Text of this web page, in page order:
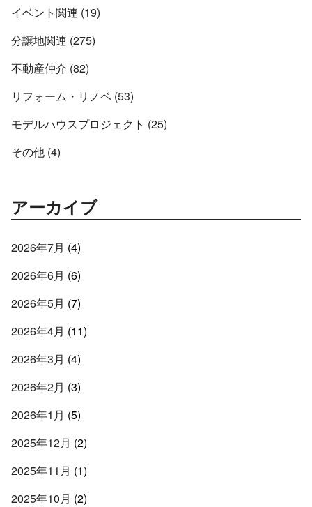
イベント関連 (19)
分譲地関連 (275)
不動産仲介 (82)
リフォーム・リノベ (53)
モデルハウスプロジェクト (25)
その他 (4)
アーカイブ
2026年7月 (4)
2026年6月 (6)
2026年5月 (7)
2026年4月 (11)
2026年3月 (4)
2026年2月 (3)
2026年1月 (5)
2025年12月 (2)
2025年11月 (1)
2025年10月 (2)